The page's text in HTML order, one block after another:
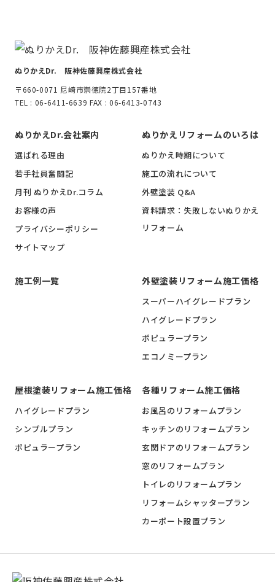
ぬりかえDr. 阪神佐藤興産株式会社
〒660-0071 尼崎市崇徳院2丁目157番地
TEL : 06-6411-6639 FAX : 06-6413-0743
ぬりかえDr.会社案内
選ばれる理由
若手社員奮闘記
月刊 ぬりかえDr.コラム
お客様の声
プライバシーポリシー
サイトマップ
ぬりかえリフォームのいろは
ぬりかえ時期について
施工の流れについて
外壁塗装 Q&A
資料請求：失敗しないぬりかえ
リフォーム
施工例一覧 外壁塗装リフォーム施工価格
スーパーハイグレードプラン
ハイグレードプラン
ポピュラープラン
エコノミープラン
屋根塗装リフォーム施工価格
ハイグレードプラン
シンプルプラン
ポピュラープラン
各種リフォーム施工価格
お風呂のリフォームプラン
キッチンのリフォームプラン
玄関ドアのリフォームプラン
窓のリフォームプラン
トイレのリフォームプラン
リフォームシャッタープラン
カーポート設置プラン